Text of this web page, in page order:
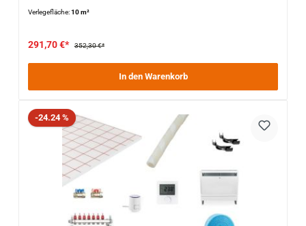
Verlegefläche:10 m²
291,70 €* 352,30 €*
In den Warenkorb
Rabatt
-24.24 %